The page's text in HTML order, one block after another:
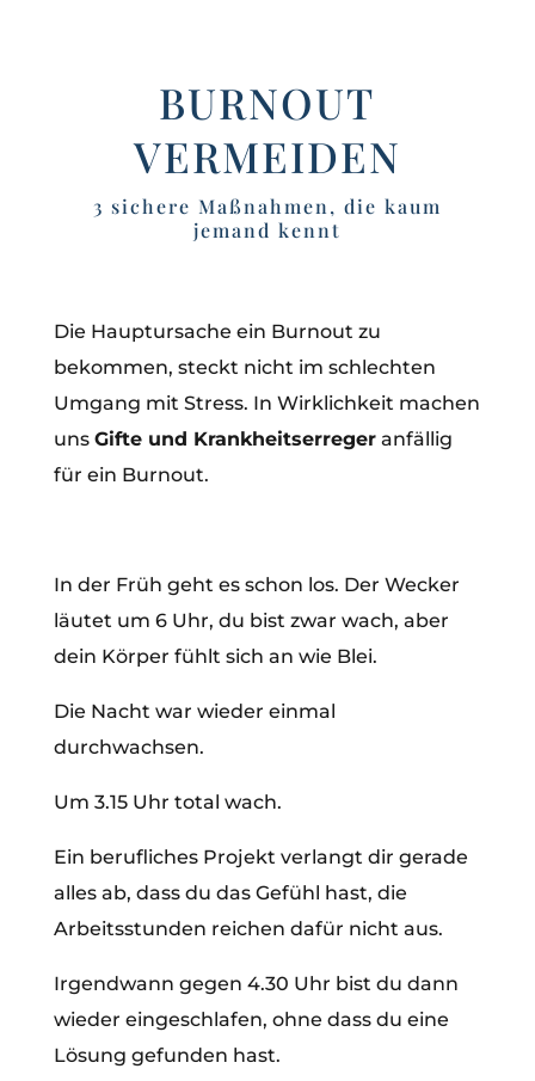
BURNOUT
VERMEIDEN
3 sichere Maßnahmen, die kaum
jemand kennt
Die Hauptursache ein Burnout zu
bekommen, steckt nicht im schlechten
Umgang mit Stress. In Wirklichkeit machen
uns Gifte und Krankheitserregeranfällig
für ein Burnout.
In der Früh geht es schon los. Der Wecker
läutet um 6 Uhr, du bist zwar wach, aber
dein Körper fühlt sich an wie Blei.
Die Nacht war wieder einmal
durchwachsen.
Um 3.15 Uhr total wach.
Ein berufliches Projekt verlangt dir gerade
alles ab, dass du das Gefühl hast, die
Arbeitsstunden reichen dafür nicht aus.
Irgendwann gegen 4.30 Uhr bist du dann
wieder eingeschlafen, ohne dass du eine
Lösung gefunden hast.